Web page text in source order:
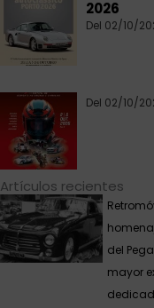
2026
Del 02/10/
Del 02/10/
Artículos recientes
del
mayor